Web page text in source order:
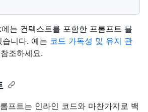
는 컨텍스트를 포함한 프롬프트 블
니다. 예는 코드 가독성 및 유지 관
조하세요.
프트는 인라인 코드와 마찬가지로 백